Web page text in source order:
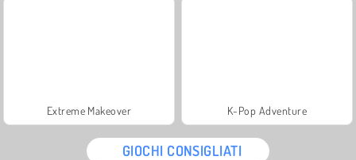
Extreme Makeover K-Pop Adventure
GIOCHI CONSIGLIATI